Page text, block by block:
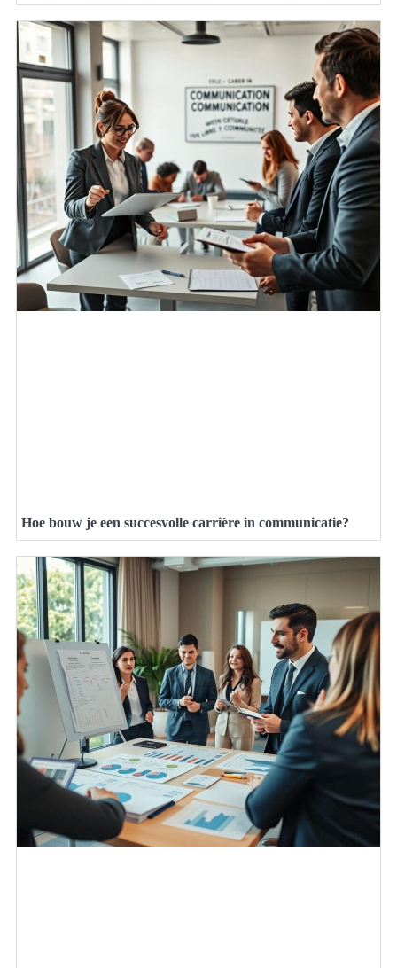
Hoe bouw je een succesvolle carrière in communicatie?